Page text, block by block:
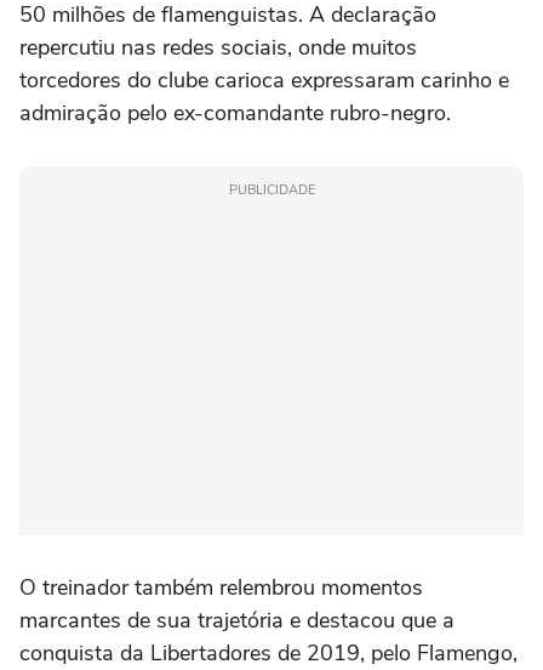
50 milhões de flamenguistas. A declaração
repercutiu nas redes sociais, onde muitos
torcedores do clube carioca expressaram carinho e
admiração pelo ex-comandante rubro-negro.
PUBLICIDADE
O treinador também relembrou momentos
marcantes de sua trajetória e destacou que a
conquista da Libertadores de 2019, pelo Flamengo,